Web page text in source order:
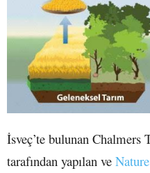
İsveç’te bulunan Chalmers
tarafından yapılan ve